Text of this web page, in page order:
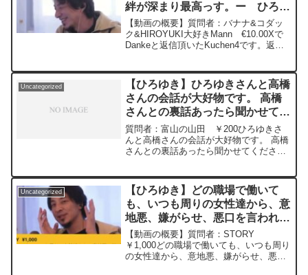
絆が深まり最高っす。ー ひろゆ
き切り抜き 20250408
【動画の概要】質問者：バナナ&コダッ
ク&HIROYUKI大好きMann €10.00Xで
Dankeと返信頂いたKuchen4です。返信
ァンになりました。親子の絆が深まり...
Uncategorized
【ひろゆき】ひろゆきさんと高橋
さんの会話が大好物です。 高橋
さんとの裏話あったら聞かせてく
ださいー ひろゆき切り抜き
20240109
質問者：富山の山田 ￥200ひろゆきさ
んと高橋さんの会話が大好物です。 高橋
さんとの裏話あったら聞かせてください
みながら。2024/01/09 M22
https://www.youtube.com/watch?
v=n7GsXYHnvKI&t=8s*********************
*********************ひろゆきさんの動画
で、寄せられた質問について、一問一答
形式にしてみました。過去にこんな質問
してるかな？と気になったことがあれ
ば、下記のサイトから検索してみてくだ
Uncategorized
【ひろゆき】どの職場で働いて
も、いつも周りの女性達から、意
地悪、嫌がらせ、悪口を言われま
す。自分が攻撃の対象になってし
まうのか、全く理解出来ません。
何が原因？ー ひろゆき切り抜
【動画の概要】質問者：STORY
￥1,000どの職場で働いても、いつも周り
の女性達から、意地悪、嫌がらせ、悪口